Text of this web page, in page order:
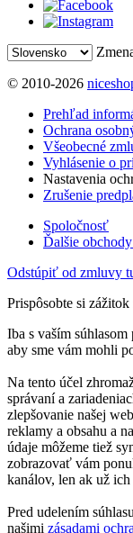
© 2010-2026
Prehľad
Ochrana
Všeobecné
Vyhlásenie o
Nastavenia
Zrušenie
Spoločnosť
Ďalšie
Odstúpiť od zmluvy
Prispôsobte si
Iba s vaším
aby sme vám mohli
Na tento účel
správaní a
zlepšovanie našej
reklamy a obsahu a
údaje môžeme tiež
zobrazovať vám
kanálov, len ak už
Pred udelením
našimi zásadami